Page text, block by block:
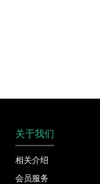
关于我们
相关介绍
会员服务